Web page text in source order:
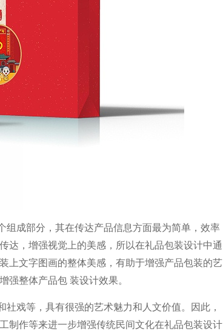
组成部分，其在传达产品信息方面最为简单，效率
达，增强视觉上的美感，所以在礼品包装设计中通
上文字图画的整体美感，有助于增强产品包装的艺
强整体产品包 装设计效果。
戏等，具有很强的艺术魅力和人文价值。因此，
制作等来进一步增强传统民间文化在礼品包装设计